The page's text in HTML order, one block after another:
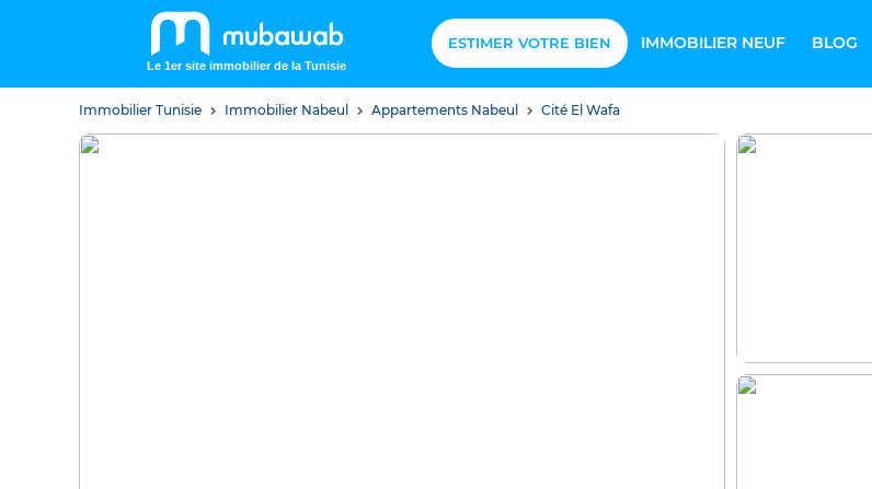
Le 1er site immobilier de la Tunisie
ESTIMER VOTRE BIEN IMMOBILIER NEUF BLOG
Immobilier Tunisie Immobilier Nabeul Appartements Nabeul Cité El Wafa